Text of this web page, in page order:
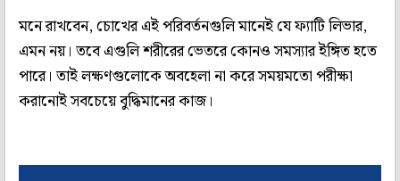
মনে রাখবেন, চোখের এই পরিবর্তনগুলি মানেই যে ফ্যাটি লিভার,
এমন নয়। তবে এগুলি শরীরের ভেতরে কোনও সমস্যার ইঙ্গিত হতে
পারে। তাই লক্ষণগুলোকে অবহেলা না করে সময়মতো পরীক্ষা
করানোই সবচেয়ে বুদ্ধিমানের কাজ।